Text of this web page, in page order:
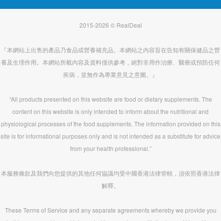
2015-2026 © RealDeal
『本網站上出售的產品乃食品或營養補充品。本網站之內容旨在告知有關保健品之營
養及生理作用。本網站所載內容及資料僅供參考，絕對非用作治療、醫療或預防任何
疾病，並無作為專業意見之意圖。』
“All products presented on this website are food or dietary supplements. The
content on this website is only intended to inform about the nutritional and
physiological processes of the food supplements. The information provided on this
site is for informational purposes only and is not intended as a substitute for advice
from your health professional.”
本服務條款及我們向您提供的其他任何協議均受中國香港法律管轄，須依照香港法律
解釋。
These Terms of Service and any separate agreements whereby we provide you